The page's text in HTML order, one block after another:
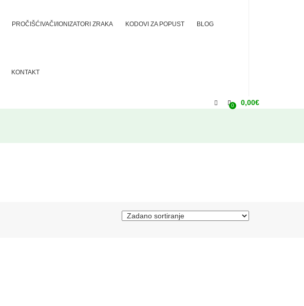
PROČIŠĆIVAČI/IONIZATORI ZRAKA KODOVI ZA POPUST BLOG
KONTAKT
0 0,00€